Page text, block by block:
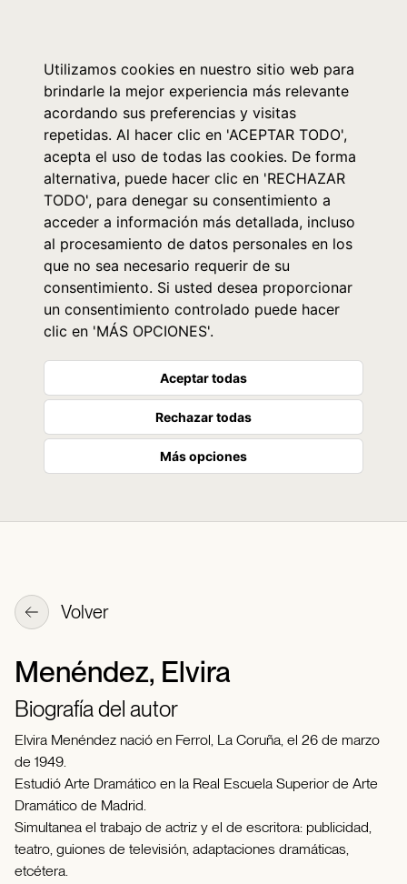
Utilizamos cookies en nuestro sitio web para
brindarle la mejor experiencia más relevante
acordando sus preferencias y visitas
repetidas. Al hacer clic en 'ACEPTAR TODO',
acepta el uso de todas las cookies. De forma
alternativa, puede hacer clic en 'RECHAZAR
TODO', para denegar su consentimiento a
acceder a información más detallada, incluso
al procesamiento de datos personales en los
que no sea necesario requerir de su
consentimiento. Si usted desea proporcionar
un consentimiento controlado puede hacer
clic en 'MÁS OPCIONES'.
Aceptar todas
Rechazar todas
Más opciones
Volver
Menéndez, Elvira
Biografía del autor
Elvira Menéndez nació en Ferrol, La Coruña, el 26 de marzo
de 1949.
Estudió Arte Dramático en la Real Escuela Superior de Arte
Dramático de Madrid.
Simultanea el trabajo de actriz y el de escritora: publicidad,
teatro, guiones de televisión, adaptaciones dramáticas,
etcétera.